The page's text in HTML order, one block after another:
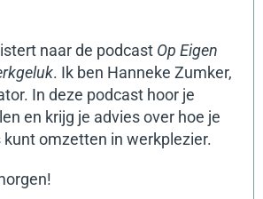
naar de podcast Op Eigen
. Ik ben Hanneke Zumker,
In deze podcast hoor je
en krijg je advies over hoe je
omzetten in werkplezier.